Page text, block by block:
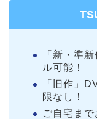
「新・準
ル可能！
「旧作」
限なし！
ご自宅ま